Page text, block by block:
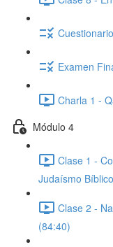
Examen
Charla 1 -
Módulo 4
Clase 1 -
Judaísmo
Clase 2 -
(84:40)